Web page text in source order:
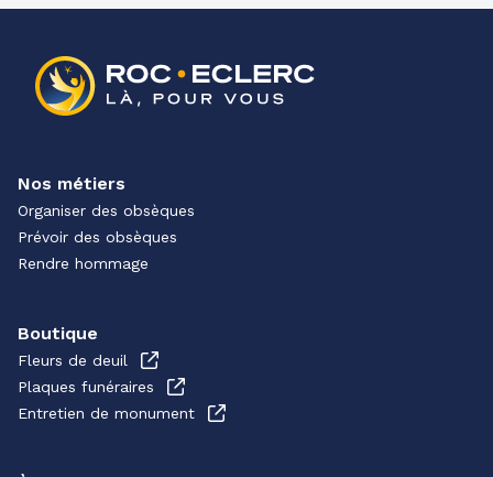
Nos métiers
Organiser des obsèques
Prévoir des obsèques
Rendre hommage
Boutique
Fleurs de deuil
Plaques funéraires
Entretien de monument